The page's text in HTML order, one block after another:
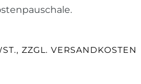
ZZGL. VERSANDKOSTEN